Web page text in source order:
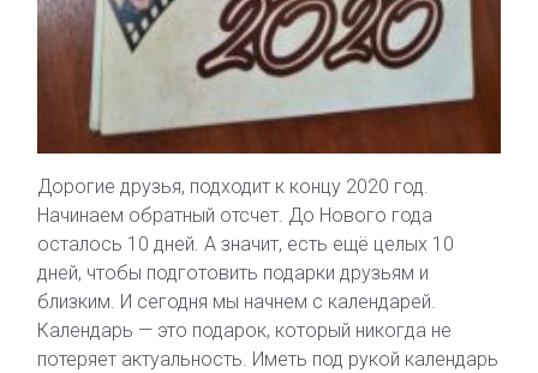
Дорогие друзья, подходит к концу 2020 год.
Начинаем обратный отсчет. До Нового года
осталось 10 дней. А значит, есть ещё целых 10
дней, чтобы подготовить подарки друзьям и
близким. И сегодня мы начнем с календарей.
Календарь — это подарок, который никогда не
потеряет актуальность. Иметь под рукой календарь